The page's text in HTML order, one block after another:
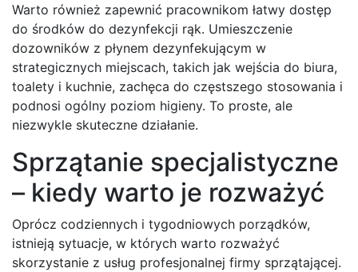
Warto również zapewnić pracownikom łatwy dostęp
do środków do dezynfekcji rąk. Umieszczenie
dozowników z płynem dezynfekującym w
strategicznych miejscach, takich jak wejścia do biura,
toalety i kuchnie, zachęca do częstszego stosowania i
podnosi ogólny poziom higieny. To proste, ale
niezwykle skuteczne działanie.
Sprzątanie specjalistyczne
– kiedy warto je rozważyć
Oprócz codziennych i tygodniowych porządków,
istnieją sytuacje, w których warto rozważyć
skorzystanie z usług profesjonalnej firmy sprzątającej.